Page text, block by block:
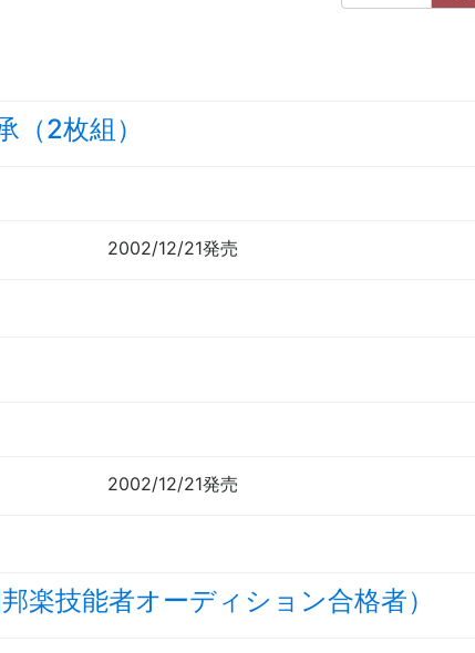
（2枚組）
2002/12/21発売
2002/12/21発売
楽技能者オーディション合格者）